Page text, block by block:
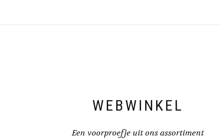
WEBWINKEL
Een voorproefje uit ons assortiment